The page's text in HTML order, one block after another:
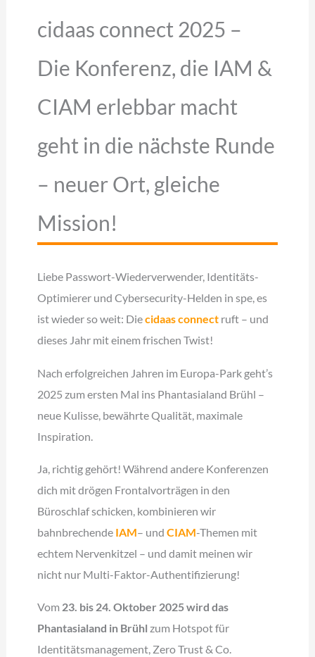
cidaas connect 2025 –
Die Konferenz, die IAM &
CIAM erlebbar macht
geht in die nächste Runde
– neuer Ort, gleiche
Mission!
Liebe Passwort-Wiederverwender, Identitäts-
Optimierer und Cybersecurity-Helden in spe, es
ist wieder so weit: Diecidaas connectruft – und
dieses Jahr mit einem frischen Twist!
Nach erfolgreichen Jahren im Europa-Park geht’s
2025 zum ersten Mal ins Phantasialand Brühl –
neue Kulisse, bewährte Qualität, maximale
Inspiration.
Ja, richtig gehört! Während andere Konferenzen
dich mit drögen Frontalvorträgen in den
Büroschlaf schicken, kombinieren wir
bahnbrechende IAM– und CIAM-Themen mit
echtem Nervenkitzel – und damit meinen wir
nicht nur Multi-Faktor-Authentifizierung!
Vom 23. bis 24. Oktober 2025 wird das
Phantasialand in Brühl zum Hotspot für
Identitätsmanagement, Zero Trust & Co.